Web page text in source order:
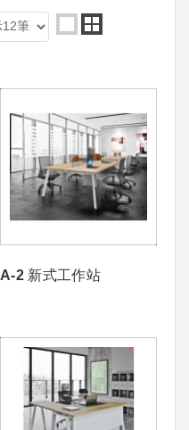
A-2 新式工作站